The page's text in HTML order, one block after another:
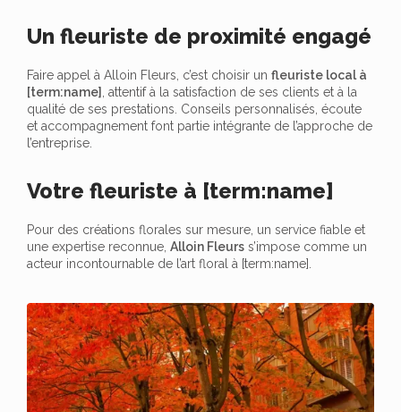
Un fleuriste de proximité engagé
Faire appel à Alloin Fleurs, c’est choisir un fleuriste local à
[term:name]
, attentif à la satisfaction de ses clients et à la
qualité de ses prestations. Conseils personnalisés, écoute
et accompagnement font partie intégrante de l’approche de
l’entreprise.
Votre fleuriste à [term:name]
Pour des créations florales sur mesure, un service fiable et
une expertise reconnue, Alloin Fleurs s’impose comme un
acteur incontournable de l’art floral à [term:name].